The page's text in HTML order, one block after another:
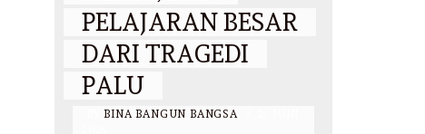
PELAJARAN BESAR
DARI TRAGEDI
PALU
BINA BANGUN BANGSA